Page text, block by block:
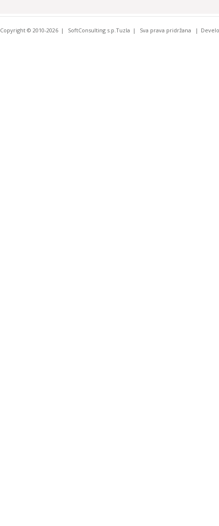
Copyright © 2010-2026 SoftConsulting s.p.Tuzla Sva prava pridržana